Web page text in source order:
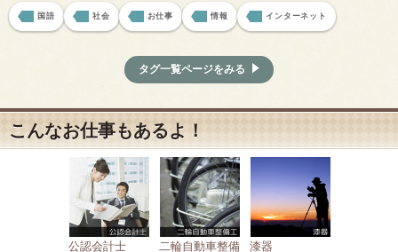
国語 社会 お仕事 情報 インターネット
タグ一覧ページをみる
こんなお仕事もあるよ！
公認会計士
二輪自動車整備
漆器